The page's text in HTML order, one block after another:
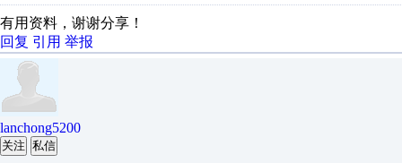
有用资料，谢谢分享！
回复 引用 举报
lanchong5200
关注 私信